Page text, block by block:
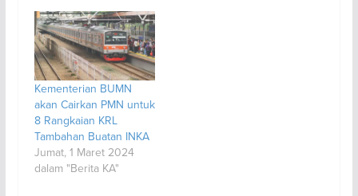
Kementerian BUMN
akan Cairkan PMN untuk
8 Rangkaian KRL
Tambahan Buatan INKA
Jumat, 1 Maret 2024
dalam "Berita KA"